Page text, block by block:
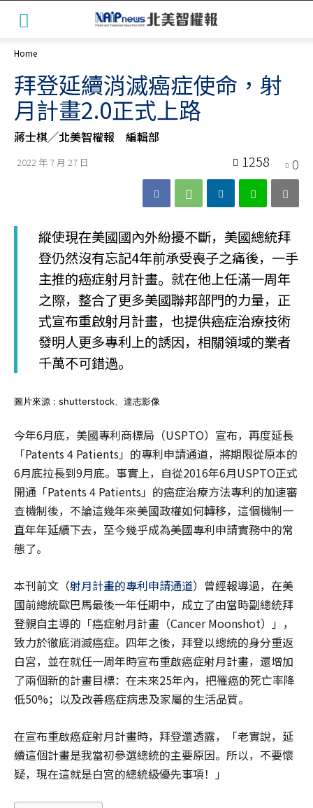
Home
拜登延續消滅癌症使命，射
月計畫2.0正式上路
蔣士棋╱北美智權報 編輯部
2022 年 7 月 27 日 0
1258
縱使現在美國國內外紛擾不斷，美國總統拜
登仍然沒有忘記4年前承受喪子之痛後，一手
主推的癌症射月計畫。就在他上任滿一周年
之際，整合了更多美國聯邦部門的力量，正
式宣布重啟射月計畫，也提供癌症治療技術
發明人更多專利上的誘因，相關領域的業者
千萬不可錯過。
圖片來源 : shutterstock、達志影像
今年6月底，美國專利商標局（USPTO）宣布，再度延長
「Patents 4 Patients」的專利申請通道，將期限從原本的
6月底拉長到9月底。事實上，自從2016年6月USPTO正式
開通「Patents 4 Patients」的癌症治療方法專利的加速審
查機制後，不論這幾年來美國政權如何轉移，這個機制一
直年年延續下去，至今幾乎成為美國專利申請實務中的常
態了。
本刊前文（射月計畫的專利申請通道）曾經報導過，在美
國前總統歐巴馬最後一年任期中，成立了由當時副總統拜
登親自主導的「癌症射月計畫（Cancer Moonshot）」，
致力於徹底消滅癌症。四年之後，拜登以總統的身分重返
白宮，並在就任一周年時宣布重啟癌症射月計畫，還增加
了兩個新的計畫目標：在未來25年內，把罹癌的死亡率降
低50%；以及改善癌症病患及家屬的生活品質。
在宣布重啟癌症射月計畫時，拜登還透露，「老實說，延
續這個計畫是我當初參選總統的主要原因。所以，不要懷
疑，現在這就是白宮的總統級優先事項！」